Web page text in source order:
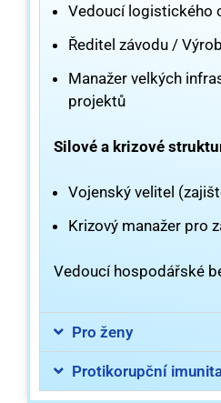
Vedoucí logistického
Ředitel závodu /
Manažer velkých
projektů
Silové a krizové
Vojenský velitel
Krizový manažer pro
Vedoucí hospodářské
Pro ženy
Protikorupční